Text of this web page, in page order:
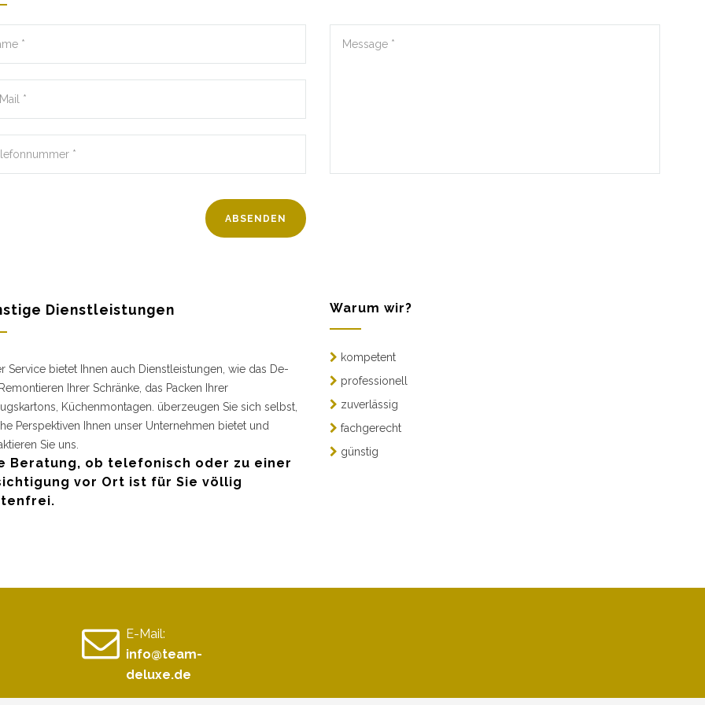
Dienstleistungen
Service bietet Ihnen auch Dienstleistungen, wie das De-
Ihrer Schränke, das Packen Ihrer
Küchenmontagen. überzeugen Sie sich selbst,
Perspektiven Ihnen unser Unternehmen bietet und
Sie uns.
Beratung, ob telefonisch oder zu einer
vor Ort ist für Sie völlig
Warum wir?
kompetent
professionell
zuverlässig
fachgerecht
günstig
E-Mail:
info@team-
deluxe.de